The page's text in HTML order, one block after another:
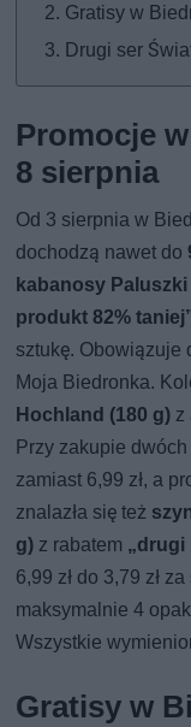
Gratisy w
Drugi ser
Promocje
8 sierpnia
Od 3 sierpnia w
dochodzą nawet do
kabanosy
produkt 82%
sztukę. Obowiązuje
Moja Biedronka.
Hochland (180 g) z
Przy zakupie
zamiast 6,99 zł, a
znalazła się też
g) z rabatem „drugi
6,99 zł do 3,79 zł
maksymalnie 4
Wszystkie
Gratisy w